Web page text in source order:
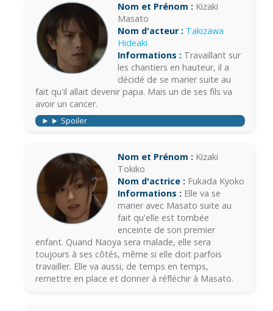
Nom et Prénom : Kizaki
Masato
Nom d'acteur : Takizawa
Hideaki
Informations : Travaillant sur
les chantiers en hauteur, il a
décidé de se marier suite au
fait qu'il allait devenir papa. Mais un de ses fils va
avoir un cancer.
Spoiler
Nom et Prénom : Kizaki
Tokiko
Nom d'actrice : Fukada Kyoko
Informations : Elle va se
marier avec Masato suite au
fait qu'elle est tombée
enceinte de son premier
enfant. Quand Naoya sera malade, elle sera
toujours à ses côtés, même si elle doit parfois
travailler. Elle va aussi, de temps en temps,
remettre en place et donner à réfléchir à Masato.